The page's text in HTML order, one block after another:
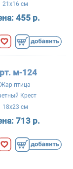
21x16 см
455 р.
м-124
Жар-птица
Крест
18x23 см
713 р.